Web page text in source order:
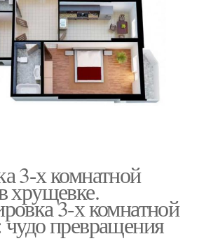
3-х комнатной
хрущевке.
3-х комнатной
превращения